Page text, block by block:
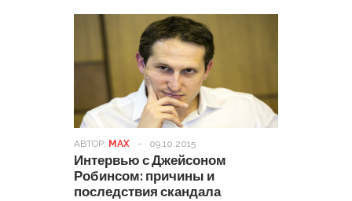
АВТОР: MAX - 09.10.2015
Интервью с Джейсоном
Робинсом: причины и
последствия скандала